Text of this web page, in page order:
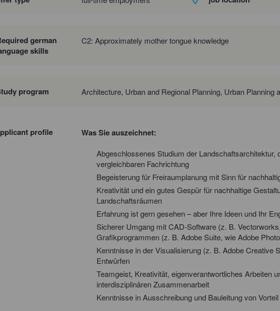
german
skills
C2: Approximately mother tongue knowledge
program Architecture, Urban and Regional Planning, Urban Planning
profile Was Sie auszeichnet:
Abgeschlossenes Studium der Landschaftsarchitektur,
vergleichbaren Fachrichtung
Begeisterung für Freiraumplanung mit Sinn für
Kreativität und ein gutes Gespür für nachhaltige
Landschaftsräumen
Erfahrung ist gern gesehen – aber Ihre Ideen und Ihr
Sicherer Umgang mit CAD-Software (z. B.
Grafikprogrammen (z. B. Adobe Suite, wie Adobe
Kenntnisse in der Visualisierung (z. B. Adobe Creative
Entwürfen
Teamgeist, Kreativität, eigenverantwortliches Arbeiten
interdisziplinären Zusammenarbeit
Kenntnisse in Ausschreibung und Bauleitung von Vorteil